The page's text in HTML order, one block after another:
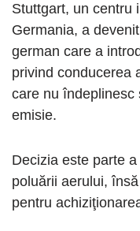
Stuttgart, un centru
Germania, a
german care a
privind conducerea
care nu îndeplinesc
emisie.
Decizia este parte
poluării aerului,
pentru